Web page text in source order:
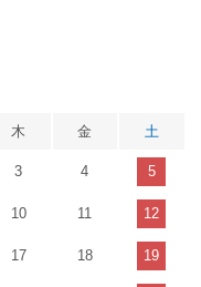
木 金 土
3 4 5
10 11 12
17 18 19